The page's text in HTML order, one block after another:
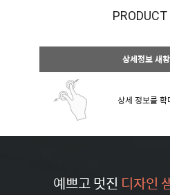
상세정보 새
상세 정보를
예쁘고 멋진 디자인